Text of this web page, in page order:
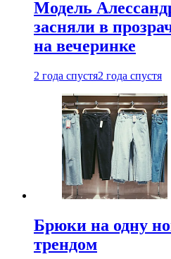
Модель
засняли в
на вечеринке
2 года спустя2 года спустя
Брюки на одну
трендом